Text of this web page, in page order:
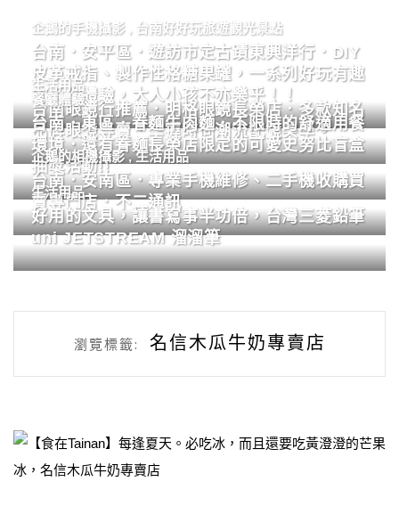
企鵝的手機攝影 台南好好玩旅遊觀光景點
台南．安平區．遊訪市定古蹟東興洋行．DIY
皮革戒指、製作性格糖果罐，一系列好玩有趣
的手作體驗，大人小孩不亦樂乎！！
生活用品
台南眼鏡行推薦．明格眼鏡長榮店．多款知名
品牌眼鏡專賣．掌握時尚潮流配鏡美學。
餐廳體驗
台南．東區．眷麵牛肉麵．不限時的舒適用餐
環境．還有眷麵長榮店限定的可愛史努比盲盒
抽獎活動!!
企鵝的相機攝影,生活用品
台南．安南區．專業手機維修、二手機收購買
賣專門店．不二通訊
生活用品
好用的文具，讓書寫事半功倍，台灣三菱鉛筆
uni JETSTREAM 溜溜筆
瀏覽標籤: 名信木瓜牛奶專賣店